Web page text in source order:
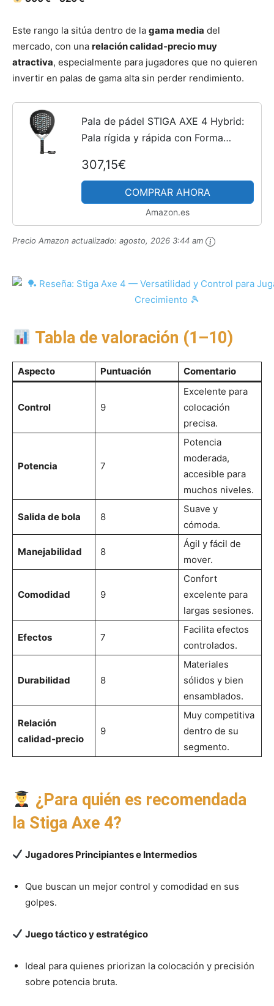
Este rango la sitúa dentro de la gama media del
mercado, con una relación calidad‑precio muy
atractiva, especialmente para jugadores que no quieren
invertir en palas de gama alta sin perder rendimiento.
Pala de pádel STIGA AXE 4 Hybrid:
Pala rígida y rápida con Forma
Exclusiva y TeXtreme®, optimizada
para Jugadores de Nivel...
307,15€
COMPRAR AHORA
Amazon.es
Precio Amazon actualizado: agosto, 2026 3:44 am
Tabla de valoración (1–10)
Aspecto Puntuación Comentario
Control 9
Excelente para
colocación
precisa.
Potencia 7
Potencia
moderada,
accesible para
muchos niveles.
Salida de bola 8
Suave y
cómoda.
Manejabilidad 8
Ágil y fácil de
mover.
Comodidad 9
Confort
excelente para
largas sesiones.
Efectos 7
Facilita efectos
controlados.
Durabilidad 8
Materiales
sólidos y bien
ensamblados.
Relación
calidad‑precio
9
Muy competitiva
dentro de su
segmento.
¿Para quién es recomendada
la Stiga Axe 4?
Jugadores Principiantes e Intermedios
Que buscan un mejor control y comodidad en sus
golpes.
Juego táctico y estratégico
Ideal para quienes priorizan la colocación y precisión
sobre potencia bruta.